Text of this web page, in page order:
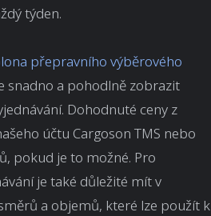
týden.
přepravního výběrového
snadno a pohodlně zobrazit
Dohodnuté ceny z
účtu Cargoson TMS nebo
pokud je to možné. Pro
je také důležité mít v
a objemů, které lze použít k